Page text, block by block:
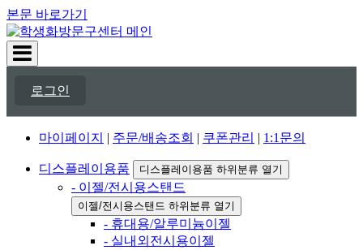
본문 바로가기
로그인
마이페이지 | 주문/배송조회 | 쿠폰관리 | 1:1문의
디스플레이용품 디스플레이용품 하위분류 열기
- 이젤/전시용스탠드
이젤/전시용스탠드 하위분류 열기
- 휴대용/알루미늄이젤
- 실내외전시용이젤